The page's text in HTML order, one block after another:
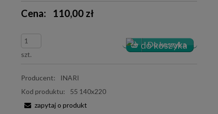
Cena: 110,00 zł
szt.
Producent:
INARI
Kod produktu:
55 140x220
zapytaj o produkt